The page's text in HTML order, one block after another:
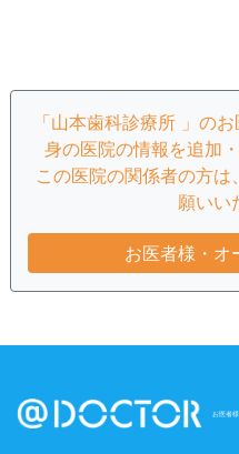
「山本歯科診療所 」の
身の医院の情報を追加
この医院の関係者の方
願いい
お医者様・オ
お医者